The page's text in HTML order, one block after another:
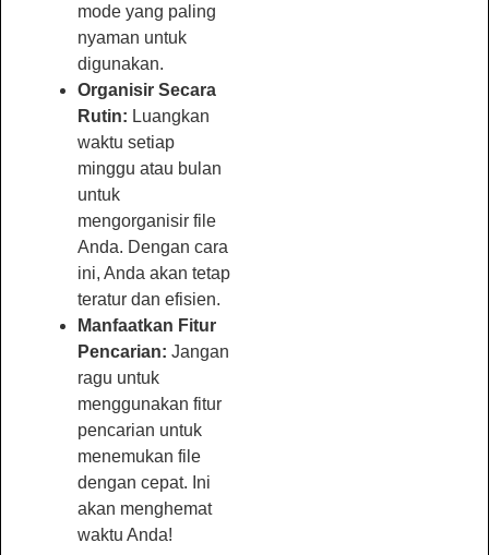
mode yang paling
nyaman untuk
digunakan.
Organisir Secara
Rutin: Luangkan
waktu setiap
minggu atau bulan
untuk
mengorganisir file
Anda. Dengan cara
ini, Anda akan tetap
teratur dan efisien.
Manfaatkan Fitur
Pencarian: Jangan
ragu untuk
menggunakan fitur
pencarian untuk
menemukan file
dengan cepat. Ini
akan menghemat
waktu Anda!